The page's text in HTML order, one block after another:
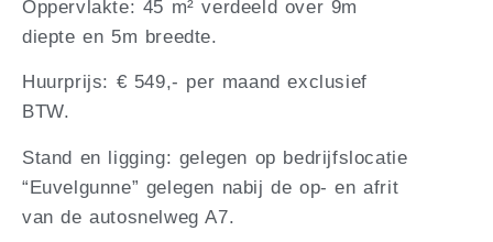
Oppervlakte: 45 m² verdeeld over 9m
diepte en 5m breedte.
Huurprijs: € 549,- per maand exclusief
BTW.
Stand en ligging: gelegen op bedrijfslocatie
“Euvelgunne” gelegen nabij de op- en afrit
van de autosnelweg A7.